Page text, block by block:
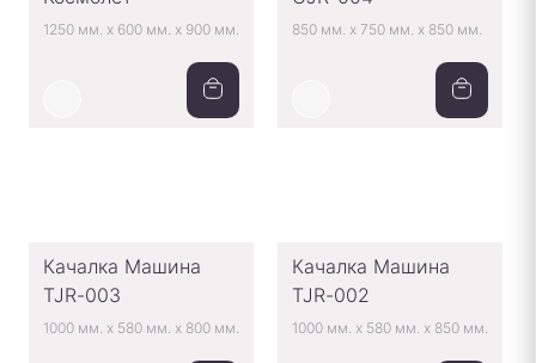
1250 мм. x 600 мм. x 900 мм. 850 мм. x 750 мм. x 850 мм.
Качалка Машина
TJR-003
1000 мм. x 580 мм. x 800 мм.
Качалка Машина
TJR-002
1000 мм. x 580 мм. x 850 мм.